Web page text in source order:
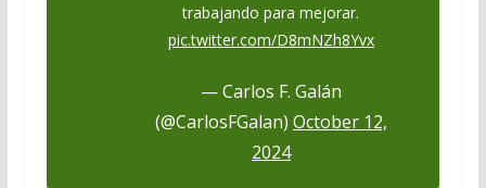
trabajando para mejorar.
pic.twitter.com/D8mNZh8Yvx
— Carlos F. Galán
(@CarlosFGalan) October 12,
2024